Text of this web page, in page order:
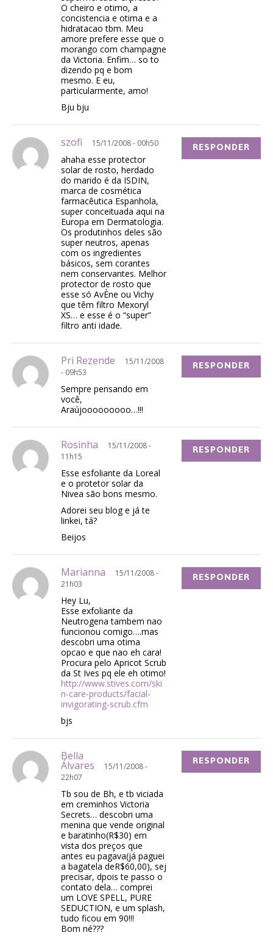
O cheiro e otimo, a
concistencia e otima e a
hidratacao tbm. Meu
amore prefere esse que o
morango com champagne
da Victoria. Enfim… so to
dizendo pq e bom
mesmo. E eu,
particularmente, amo!
Bju bju
szofi 15/11/2008 - 00h50
ahaha esse protector
solar de rosto, herdado
do marido é da ISDIN,
marca de cosmética
farmacêutica Espanhola,
super conceituada aqui na
Europa em Dermatologia.
Os produtinhos deles são
super neutros, apenas
com os ingredientes
básicos, sem corantes
nem conservantes. Melhor
protector de rosto que
esse só AvÈne ou Vichy
que têm filtro Mexoryl
XS… e esse é o “super”
filtro anti idade.
RESPONDER
Pri Rezende
15/11/2008
- 09h53
Sempre pensando em
você,
Araújooooooooo…!!!
RESPONDER
Rosinha
15/11/2008 -
11h15
Esse esfoliante da Loreal
e o protetor solar da
Nivea são bons mesmo.
Adorei seu blog e já te
linkei, tá?
Beijos
RESPONDER
Marianna
15/11/2008 -
21h03
Hey Lu,
Esse exfoliante da
Neutrogena tambem nao
funcionou comigo….mas
descobri uma otima
opcao e que nao eh cara!
Procura pelo Apricot Scrub
da St Ives pq ele eh otimo!
http://www.stives.com/ski
n-care-products/facial-
invigorating-scrub.cfm
bjs
RESPONDER
Bella
Álvares
15/11/2008 -
22h07
Tb sou de Bh, e tb viciada
em creminhos Victoria
Secrets… descobri uma
menina que vende original
e baratinho(R$30) em
vista dos preços que
antes eu pagava(já paguei
a bagatela deR$60,00), sej
precisar, dpois te passo o
contato dela… comprei
um LOVE SPELL, PURE
SEDUCTION, e um splash,
tudo ficou em 90!!!
Bom né???
RESPONDER